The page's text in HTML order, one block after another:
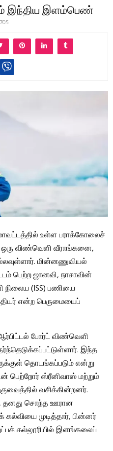
இந்திய இளம்பெண்
705
உள்ள பராக்கோலைச்
ஒரு விண்வெளி வீராங்கனை,
மின்னணுவியல்
பெற்ற ஜானவி, நாசாவின்
நிலைய (ISS) பணியை
என்ற பெருமையைப்
போர்ட் விண்வெளி
இந்த
தொடங்கப்படும் என்று
பெற்றோர் ஸ்ரீனிவாஸ் மற்றும்
வசிக்கின்றனர்.
தனது சொந்த ஊரான
முடித்தார், பின்னர்
கல்லூரியில் இளங்கலைப்